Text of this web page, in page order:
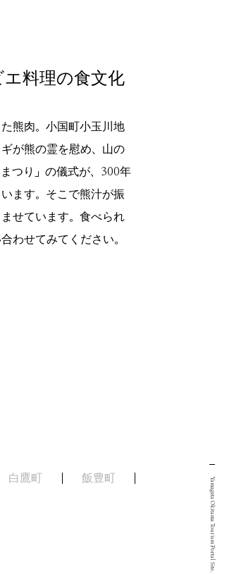
料理の食文化
熊肉。小国町小玉川地
が熊の霊を慰め、山の
つり」の儀式が、300年
ます。そこで熊汁が振
せています。食べられ
わせてみてください。
白鷹町 飯豊町 Yamagata Okitama Tourism Portal Site.